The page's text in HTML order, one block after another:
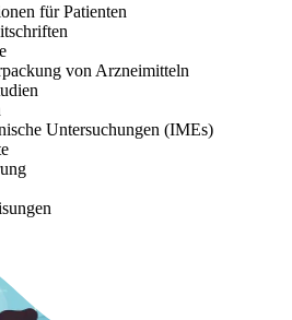
für Patienten
von Arzneimitteln
Untersuchungen (IMEs)